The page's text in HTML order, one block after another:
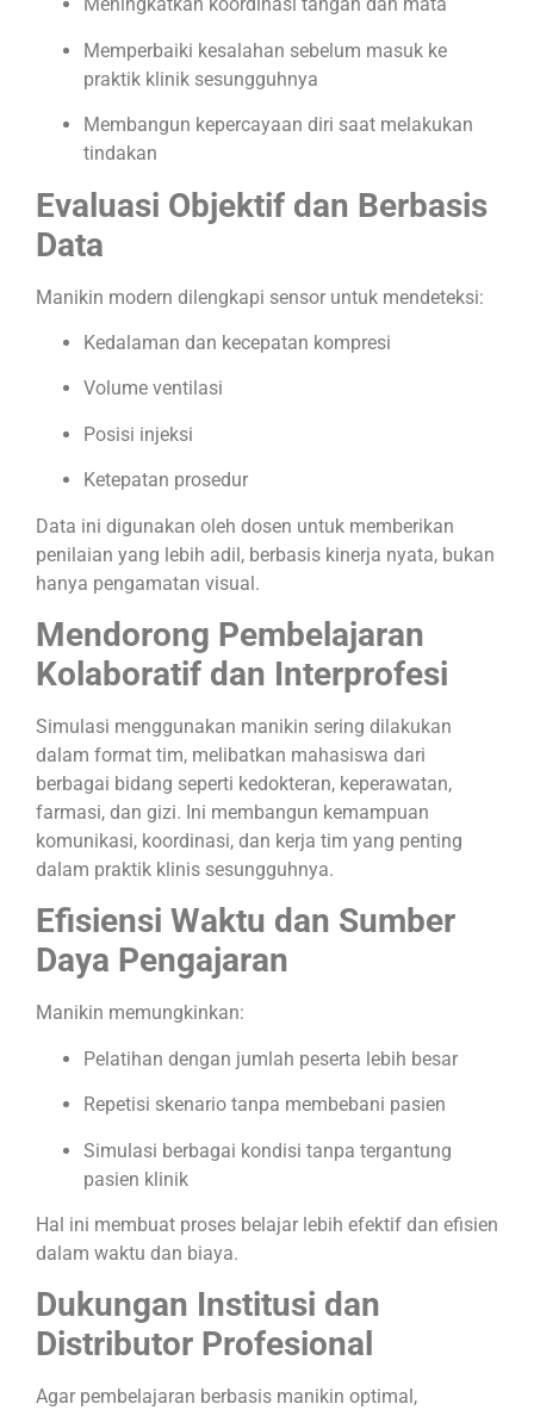
Meningkatkan koordinasi tangan dan mata
Memperbaiki kesalahan sebelum masuk ke
praktik klinik sesungguhnya
Membangun kepercayaan diri saat melakukan
tindakan
Evaluasi Objektif dan Berbasis
Data
Manikin modern dilengkapi sensor untuk mendeteksi:
Kedalaman dan kecepatan kompresi
Volume ventilasi
Posisi injeksi
Ketepatan prosedur
Data ini digunakan oleh dosen untuk memberikan
penilaian yang lebih adil, berbasis kinerja nyata, bukan
hanya pengamatan visual.
Mendorong Pembelajaran
Kolaboratif dan Interprofesi
Simulasi menggunakan manikin sering dilakukan
dalam format tim, melibatkan mahasiswa dari
berbagai bidang seperti kedokteran, keperawatan,
farmasi, dan gizi. Ini membangun kemampuan
komunikasi, koordinasi, dan kerja tim yang penting
dalam praktik klinis sesungguhnya.
Efisiensi Waktu dan Sumber
Daya Pengajaran
Manikin memungkinkan:
Pelatihan dengan jumlah peserta lebih besar
Repetisi skenario tanpa membebani pasien
Simulasi berbagai kondisi tanpa tergantung
pasien klinik
Hal ini membuat proses belajar lebih efektif dan efisien
dalam waktu dan biaya.
Dukungan Institusi dan
Distributor Profesional
Agar pembelajaran berbasis manikin optimal,